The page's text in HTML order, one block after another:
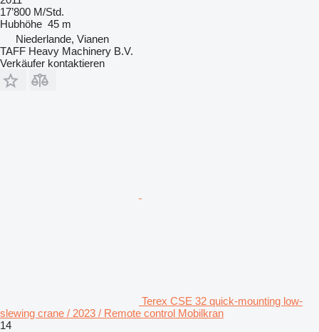
17’800 M/Std.
Hubhöhe 45 m
Niederlande, Vianen
TAFF Heavy Machinery B.V.
Verkäufer kontaktieren
Terex CSE 32 quick-mounting low-
slewing crane / 2023 / Remote control Mobilkran
14